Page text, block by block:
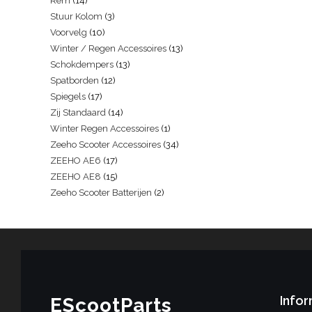
Stuur Kolom 3
Voorvelg 10
Winter / Regen Accessoires 13
Schokdempers 13
Spatborden 12
Spiegels 17
Zij Standaard 14
Winter Regen Accessoires 1
Zeeho Scooter Accessoires 34
ZEEHO AE6 17
ZEEHO AE8 15
Zeeho Scooter Batterijen 2
EScootParts